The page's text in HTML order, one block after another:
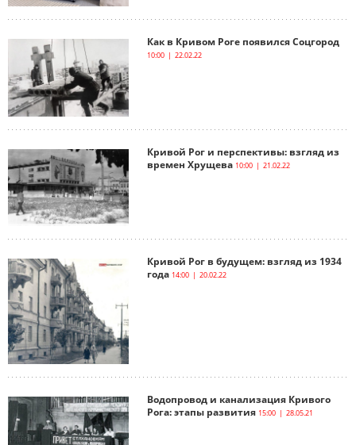
Как в Кривом Роге появился Соцгород
10:00 | 22.02.22
Кривой Рог и перспективы: взгляд из
времен Хрущева 10:00 | 21.02.22
Кривой Рог в будущем: взгляд из 1934
года 14:00 | 20.02.22
Водопровод и канализация Кривого
Рога: этапы развития 15:00 | 28.05.21